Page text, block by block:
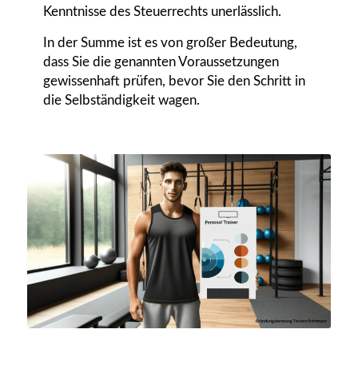
Kenntnisse des Steuerrechts unerlässlich.
In der Summe ist es von großer Bedeutung,
dass Sie die genannten Voraussetzungen
gewissenhaft prüfen, bevor Sie den Schritt in
die Selbständigkeit wagen.